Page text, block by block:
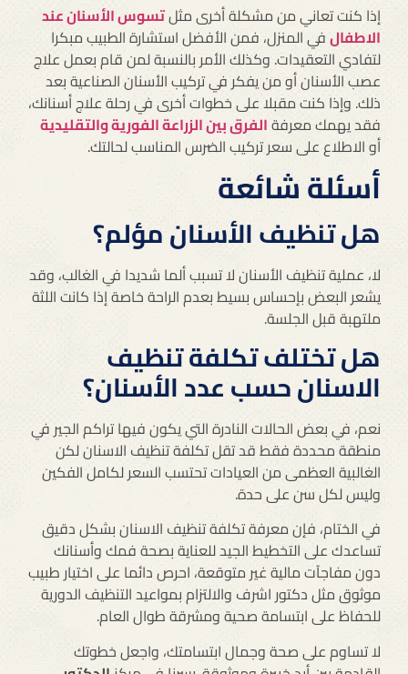
إذا كنت تعاني من مشكلة أخرى مثلتسوس الأسنان عند
الاطفالفي المنزل، فمن الأفضل استشارة الطبيب مبكرا
لتفادي التعقيدات. وكذلك الأمر بالنسبة لمن قام بعمل علاج
عصب الأسنان أو من يفكر في تركيب الأسنان الصناعية بعد
ذلك. وإذا كنت مقبلا على خطوات أخرى في رحلة علاج أسنانك،
فقد يهمك معرفةالفرق بين الزراعة الفورية والتقليدية
أو الاطلاع على سعر تركيب الضرس المناسب لحالتك.
أسئلة شائعة
هل تنظيف الأسنان مؤلم؟
لا، عملية تنظيف الأسنان لا تسبب ألما شديدا في الغالب، وقد
يشعر البعض بإحساس بسيط بعدم الراحة خاصة إذا كانت اللثة
ملتهبة قبل الجلسة.
هل تختلف تكلفة تنظيف
الاسنان حسب عدد الأسنان؟
نعم، في بعض الحالات النادرة التي يكون فيها تراكم الجير في
منطقة محددة فقط قد تقل تكلفة تنظيف الاسنان لكن
الغالبية العظمى من العيادات تحتسب السعر لكامل الفكين
وليس لكل سن على حدة.
في الختام، فإن معرفة تكلفة تنظيف الاسنان بشكل دقيق
تساعدك على التخطيط الجيد للعناية بصحة فمك وأسنانك
دون مفاجآت مالية غير متوقعة، احرص دائما على اختيار طبيب
موثوق مثل دكتور اشرف والالتزام بمواعيد التنظيف الدورية
للحفاظ على ابتسامة صحية ومشرقة طوال العام.
لا تساوم على صحة وجمال ابتسامتك، واجعل خطوتك